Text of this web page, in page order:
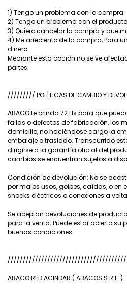
1) Tengo un problema con la compra.
2) Tengo un problema con el
3) Quiero cancelar la compra y que
4) Me arrepiento de la compra, Para
dinero.
Mediante esta opción no se ve
partes.
///////// POLÍTICAS DE CAMBIO Y
ABACO te brinda 72 Hs para que
fallas o defectos de fabricación, los
domicilio, no haciéndose cargo la
embalaje o traslado. Transcurrido
dirigirse a la garantía oficial del
cambios se encuentran sujetos a
Condición de devolución: No se
por malos usos, golpes, caídas, o en
shocks eléctricos o conexiones a
Se aceptan devoluciones de
para la venta. Puede estar abierto su
buenas condiciones.
ABACO RED ACINDAR ( ABACOS S.R.L. )